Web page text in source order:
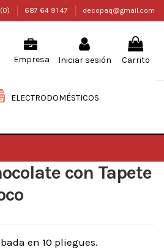
0) 687 64 91 47 decopaq@gmail.com
Empresa Iniciar sesión Carrito
ELECTRODOMÉSTICOS
con Tapete
en 10 pliegues.